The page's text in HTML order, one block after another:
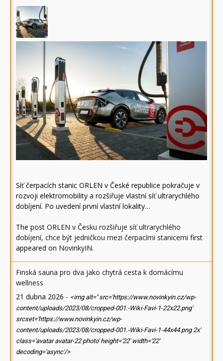
Síť čerpacích stanic ORLEN v České republice pokračuje v
rozvoji elektromobility a rozšiřuje vlastní síť ultrarychlého
dobíjení. Po uvedení první vlastní lokality…
The post ORLEN v Česku rozšiřuje síť ultrarychlého
dobíjení, chce být jedničkou mezi čerpacími stanicemi first
appeared on NovinkyIN.
Finská sauna pro dva jako chytrá cesta k domácímu
wellness
21 dubna 2026 - <img alt='' src='https://www.novinkyin.cz/wp-
content/uploads/2023/08/cropped-001.-Wiki-Favi-1-22x22.png'
srcset='https://www.novinkyin.cz/wp-
content/uploads/2023/08/cropped-001.-Wiki-Favi-1-44x44.png 2x'
class='avatar avatar-22 photo' height='22' width='22'
decoding='async'/>